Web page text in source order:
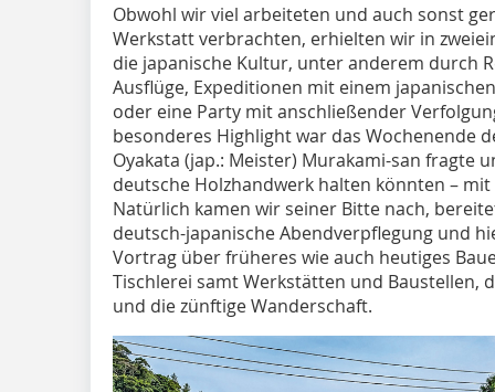
Obwohl wir viel arbeiteten und auch sonst
Werkstatt verbrachten, erhielten wir in
die japanische Kultur, unter anderem durch
Ausflüge, Expeditionen mit einem
oder eine Party mit anschließender
besonderes Highlight war das Wochenende
Oyakata (jap.: Meister) Murakami-san fragte
deutsche Holzhandwerk halten könnten –
Natürlich kamen wir seiner Bitte nach,
deutsch-japanische Abendverpflegung und
Vortrag über früheres wie auch heutiges
Tischlerei samt Werkstätten und Baustellen,
und die zünftige Wanderschaft.